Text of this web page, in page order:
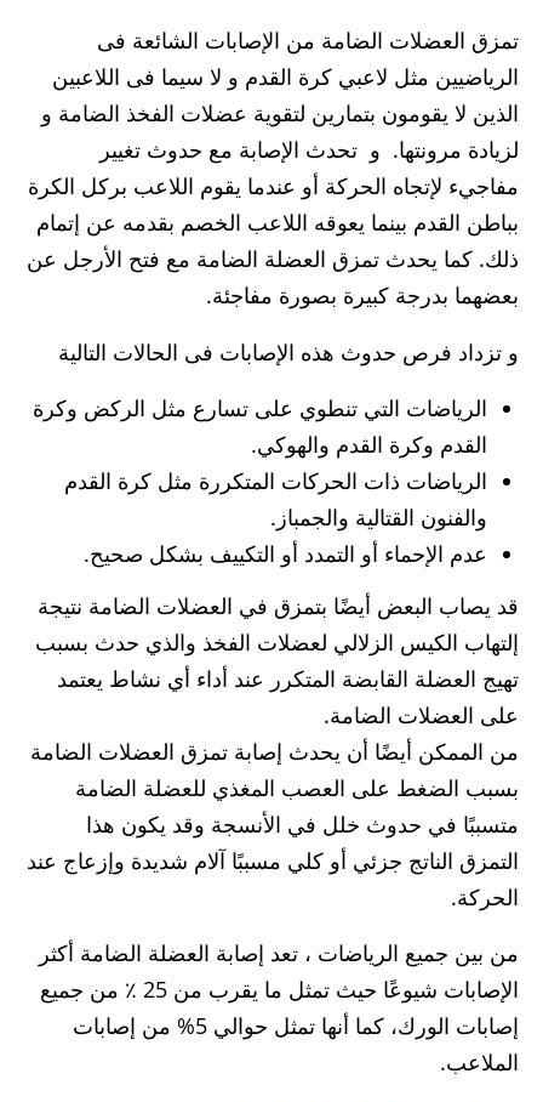
تمزق العضلات الضامة من الإصابات الشائعة فى
الرياضيين مثل لاعبي كرة القدم و لا سيما فى اللاعبين
الذين لا يقومون بتمارين لتقوية عضلات الفخذ الضامة و
لزيادة مرونتها. و تحدث الإصابة مع حدوث تغيير
مفاجيء لإتجاه الحركة أو عندما يقوم اللاعب بركل الكرة
بباطن القدم بينما يعوقه اللاعب الخصم بقدمه عن إتمام
ذلك. كما يحدث تمزق العضلة الضامة مع فتح الأرجل عن
بعضهما بدرجة كبيرة بصورة مفاجئة.
و تزداد فرص حدوث هذه الإصابات فى الحالات التالية
الرياضات التي تنطوي على تسارع مثل الركض وكرة
القدم وكرة القدم والهوكي.
الرياضات ذات الحركات المتكررة مثل كرة القدم
والفنون القتالية والجمباز.
عدم الإحماء أو التمدد أو التكييف بشكل صحيح.
قد يصاب البعض أيضًا بتمزق في العضلات الضامة نتيجة
إلتهاب الكيس الزلالي لعضلات الفخذ والذي حدث بسبب
تهيج العضلة القابضة المتكرر عند أداء أي نشاط يعتمد
على العضلات الضامة.
من الممكن أيضًا أن يحدث إصابة تمزق العضلات الضامة
بسبب الضغط على العصب المغذي للعضلة الضامة
متسببًا في حدوث خلل في الأنسجة وقد يكون هذا
التمزق الناتج جزئي أو كلي مسببًا آلام شديدة وإزعاج عند
الحركة.
من بين جميع الرياضات ، تعد إصابة العضلة الضامة أكثر
الإصابات شيوعًا حيث تمثل ما يقرب من 25 ٪ من جميع
إصابات الورك، كما أنها تمثل حوالي 5% من إصابات
الملاعب.